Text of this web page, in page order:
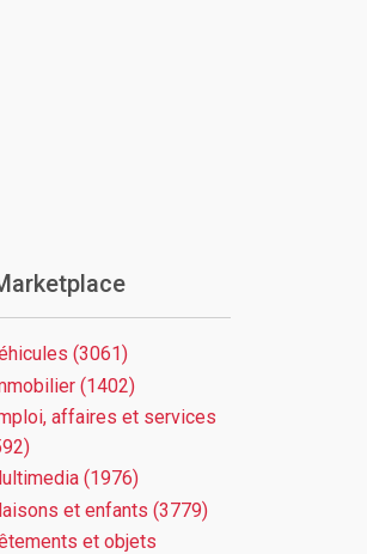
(3061)
(1402)
affaires et services
(1976)
et enfants (3779)
et objets